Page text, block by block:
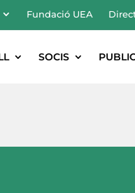
Fundació UEA
SOCIS